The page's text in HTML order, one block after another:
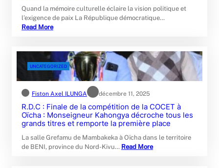
Quand la mémoire culturelle éclaire la vision politique et
l’exigence de paix La République démocratique…
Read More
UNCATEGORIZED
Fiston Axel ILUNGA décembre 11, 2025
R.D.C : Finale de la compétition de la COCET à
Oïcha : Monseigneur Kahongya décroche tous les
grands titres et remporte la première place
La salle Grefamu de Mambakeka à Oïcha dans le territoire
de BENI, province du Nord-Kivu… Read More